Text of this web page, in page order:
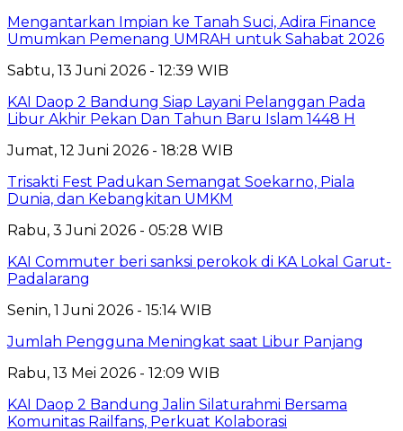
Mengantarkan Impian ke Tanah Suci, Adira Finance
Umumkan Pemenang UMRAH untuk Sahabat 2026
Sabtu, 13 Juni 2026 - 12:39 WIB
KAI Daop 2 Bandung Siap Layani Pelanggan Pada
Libur Akhir Pekan Dan Tahun Baru Islam 1448 H
Jumat, 12 Juni 2026 - 18:28 WIB
Trisakti Fest Padukan Semangat Soekarno, Piala
Dunia, dan Kebangkitan UMKM
Rabu, 3 Juni 2026 - 05:28 WIB
KAI Commuter beri sanksi perokok di KA Lokal Garut-
Padalarang
Senin, 1 Juni 2026 - 15:14 WIB
Jumlah Pengguna Meningkat saat Libur Panjang
Rabu, 13 Mei 2026 - 12:09 WIB
KAI Daop 2 Bandung Jalin Silaturahmi Bersama
Komunitas Railfans, Perkuat Kolaborasi